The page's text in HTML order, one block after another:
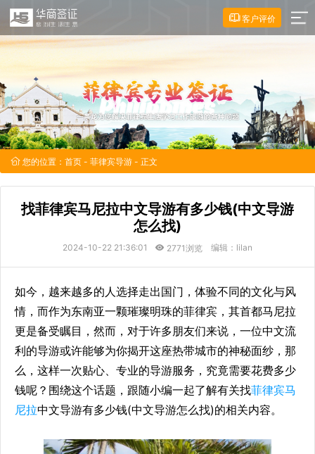
客户评价
您的位置： 首页 - 菲律宾导游 - 正文
找菲律宾马尼拉中文导游有多少钱(中文导游
怎么找)
2024-10-22 21:36:01 2771浏览 编辑：lilan
如今，越来越多的人选择走出国门，体验不同的文化与风
情，而作为东南亚一颗璀璨明珠的菲律宾，其首都马尼拉
更是备受瞩目，然而，对于许多朋友们来说，一位中文流
利的导游或许能够为你揭开这座热带城市的神秘面纱，那
么，这样一次贴心、专业的导游服务，究竟需要花费多少
钱呢？围绕这个话题，跟随小编一起了解有关找菲律宾马
尼拉中文导游有多少钱(中文导游怎么找)的相关内容。